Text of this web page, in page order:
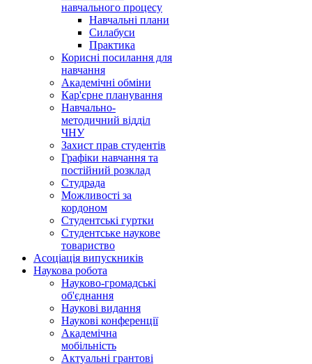
навчального процесу
Навчальні плани
Силабуси
Практика
Корисні посилання для
навчання
Академічні обміни
Кар'єрне планування
Навчально-
методичний відділ
ЧНУ
Захист прав студентів
Графіки навчання та
постійний розклад
Студрада
Можливості за
кордоном
Студентські гуртки
Студентське наукове
товариство
Асоціація випускників
Наукова робота
Науково-громадські
об'єднання
Наукові видання
Наукові конференції
Академічна
мобільність
Актуальні грантові